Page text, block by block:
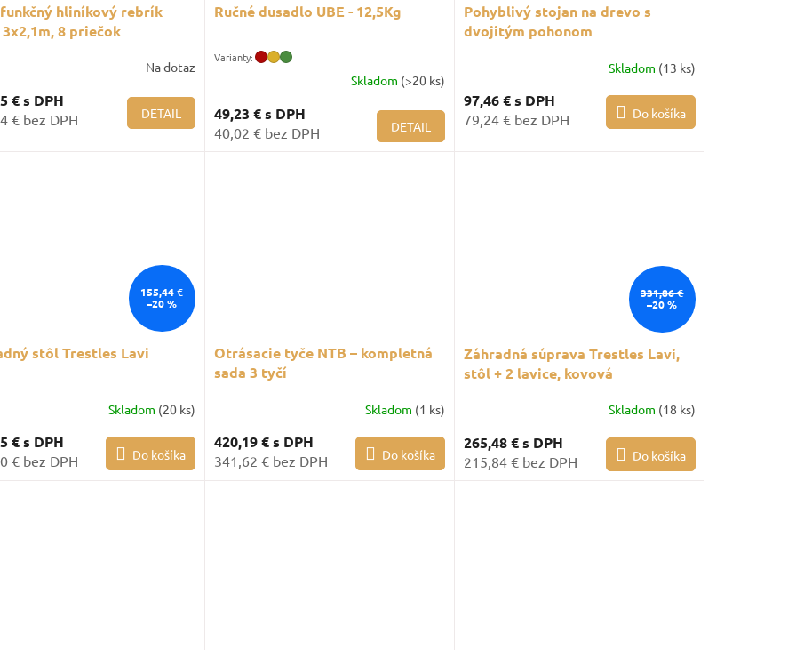
hliníkový rebrík
8 priečok
Na dotaz
€s DPH
€ bez DPH DETAIL
Ručné dusadlo UBE - 12,5Kg
Skladom (>20 ks)
49,23 €s DPH
40,02 € bez DPH DETAIL
Pohyblivý stojan na drevo s
dvojitým pohonom
Skladom (13 ks)
97,46 €s DPH
79,24 € bez DPH Do košíka
155,44 €
–20 %
stôl Trestles Lavi
Skladom (20 ks)
€s DPH
€ bez DPH Do košíka
Otrásacie tyče NTB – kompletná
sada 3 tyčí
Skladom (1 ks)
420,19 €s DPH
341,62 € bez DPH Do košíka
331,86 €
–20 %
Záhradná súprava Trestles Lavi,
stôl + 2 lavice, kovová
Skladom (18 ks)
265,48 €s DPH
215,84 € bez DPH Do košíka